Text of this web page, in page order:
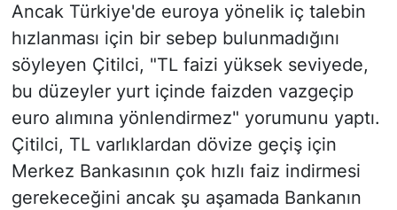
Ancak Türkiye'de euroya yönelik iç talebin
hızlanması için bir sebep bulunmadığını
söyleyen Çitilci, "TL faizi yüksek seviyede,
bu düzeyler yurt içinde faizden vazgeçip
euro alımına yönlendirmez" yorumunu yaptı.
Çitilci, TL varlıklardan dövize geçiş için
Merkez Bankasının çok hızlı faiz indirmesi
gerekeceğini ancak şu aşamada Bankanın